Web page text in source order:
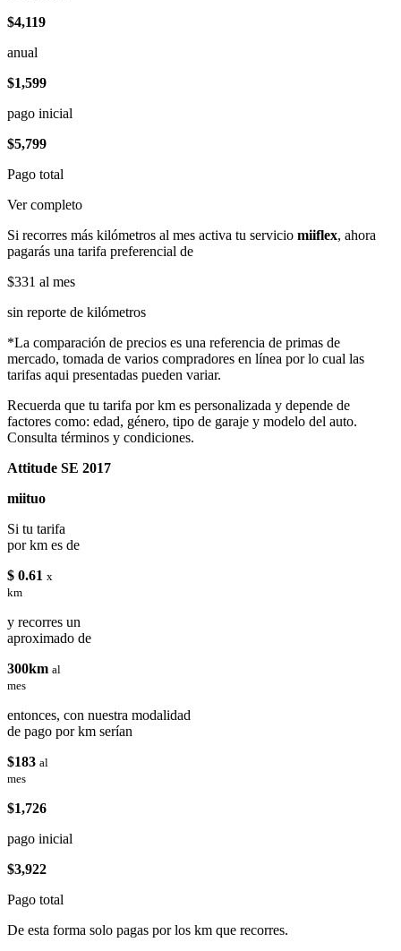
$4,119
anual
$1,599
pago inicial
$5,799
Pago total
Ver completo
Si recorres más kilómetros al mes activa tu servicio miiflex, ahora
pagarás una tarifa preferencial de
$331 al mes
sin reporte de kilómetros
*La comparación de precios es una referencia de primas de
mercado, tomada de varios compradores en línea por lo cual las
tarifas aqui presentadas pueden variar.
Recuerda que tu tarifa por km es personalizada y depende de
factores como: edad, género, tipo de garaje y modelo del auto.
Consulta términos y condiciones.
Attitude SE 2017
miituo
Si tu tarifa
por km es de
$ 0.61 x
km
y recorres un
aproximado de
300km al
mes
entonces, con nuestra modalidad
de pago por km serían
$183 al
mes
$1,726
pago inicial
$3,922
Pago total
De esta forma solo pagas por los km que recorres.